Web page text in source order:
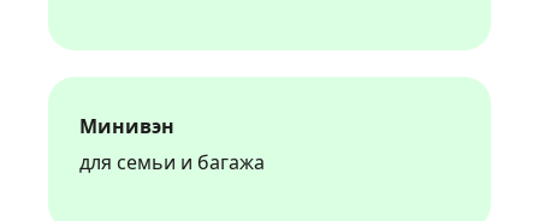
Минивэн
для семьи и багажа